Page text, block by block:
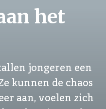
het
jongeren een
kunnen de chaos
aan, voelen zich